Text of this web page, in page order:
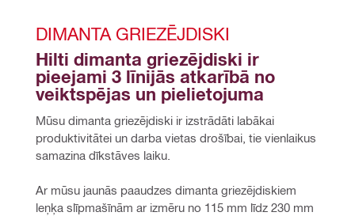
DIMANTA GRIEZĒJDISKI
Hilti dimanta griezējdiski ir
pieejami 3 līnijās atkarībā no
veiktspējas un pielietojuma
Mūsu dimanta griezējdiski ir izstrādāti labākai
produktivitātei un darba vietas drošībai, tie vienlaikus
samazina dīkstāves laiku.
Ar mūsu jaunās paaudzes dimanta griezējdiskiem
leņķa slīpmašīnām ar izmēru no 115 mm līdz 230 mm